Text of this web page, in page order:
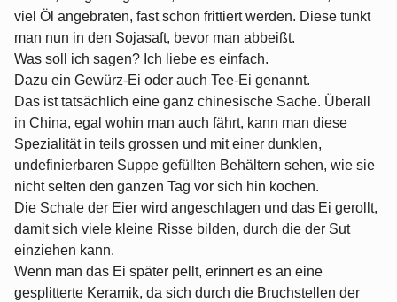
viel Öl angebraten, fast schon frittiert werden. Diese tunkt
man nun in den Sojasaft, bevor man abbeißt.
Was soll ich sagen? Ich liebe es einfach.
Dazu ein Gewürz-Ei oder auch Tee-Ei genannt.
Das ist tatsächlich eine ganz chinesische Sache. Überall
in China, egal wohin man auch fährt, kann man diese
Spezialität in teils grossen und mit einer dunklen,
undefinierbaren Suppe gefüllten Behältern sehen, wie sie
nicht selten den ganzen Tag vor sich hin kochen.
Die Schale der Eier wird angeschlagen und das Ei gerollt,
damit sich viele kleine Risse bilden, durch die der Sut
einziehen kann.
Wenn man das Ei später pellt, erinnert es an eine
gesplitterte Keramik, da sich durch die Bruchstellen der